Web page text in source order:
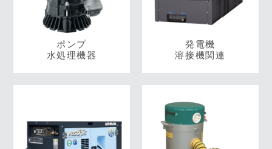
ポンプ
水処理機器
発電機
溶接機関連